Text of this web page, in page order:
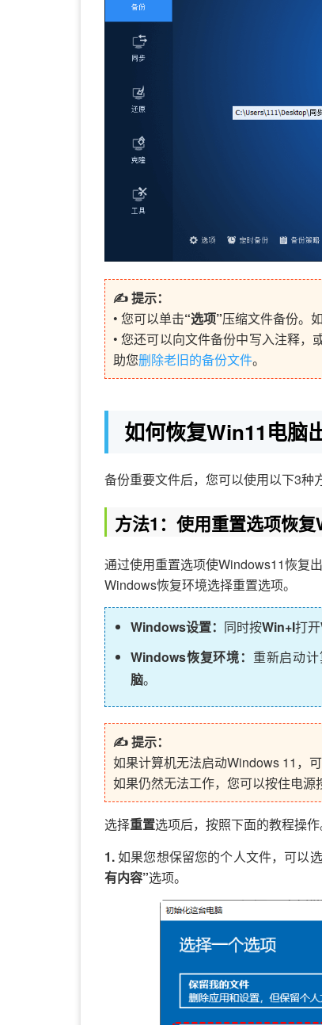
✍ 提示：
• 您可以单击“选项”压缩文件备份。
• 您还可以向文件备份中写入注释
助您删除老旧的备份文件。
如何恢复Win11电脑
备份重要文件后，您可以使用以下3种
方法1：使用重置选项恢
通过使用重置选项使Windows11恢复
Windows恢复环境选择重置选项。
Windows设置： 同时按Win+I打开
Windows恢复环境： 重新启动
脑。
✍ 提示：
如果计算机无法启动Windows 11，
如果仍然无法工作，您可以按住电源
选择重置选项后，按照下面的教程操作
1.如果您想保留您的个人文件，可以
有内容”选项。